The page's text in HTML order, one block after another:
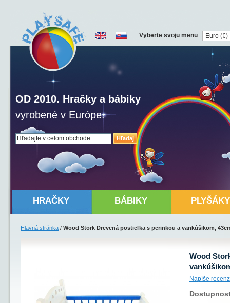
Hľadaj
OD 2010. Hračky a bábiky
vyrobené v Európe.
Vyberte svoju menu
HRAČKY BÁBIKY PLYŠÁKY
Hlavná stránka / Wood Stork Drevená postieľka s perinkou a vankúšikom,
Wood
Napíše